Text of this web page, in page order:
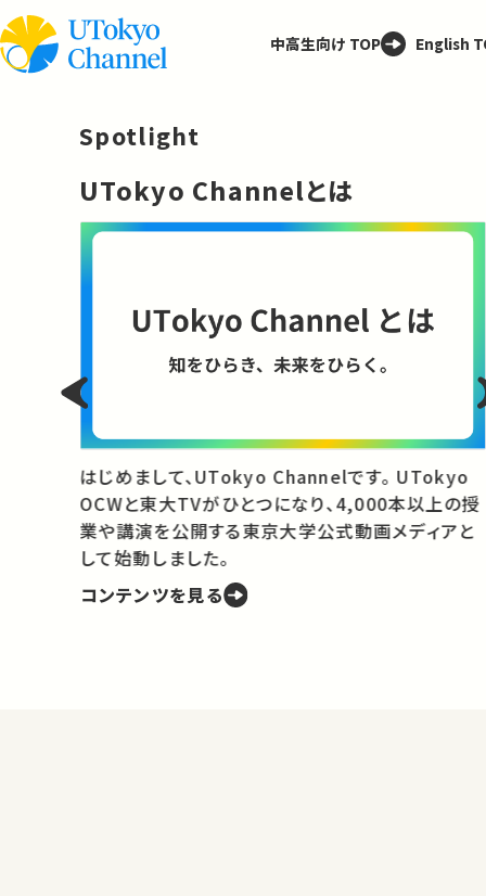
中高生向け TOP English
Spotlight
UTokyo Channelとは
はじめまして、UTokyo Channelです。 UTokyo
OCWと東大TVがひとつになり、4,000本以上の授
業や講演を公開する東京大学公式動画メディアと
して始動しました。
コンテンツを見る